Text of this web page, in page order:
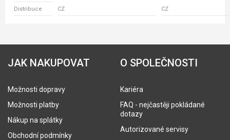
Distribuce CZ CZ
JAK NAKUPOVAT
Možnosti dopravy
Možnosti platby
Nákup na splátky
Obchodní podmínky
O SPOLEČNOSTI
Kariéra
FAQ - nejčastěji pokládané
dotazy
Autorizované servisy